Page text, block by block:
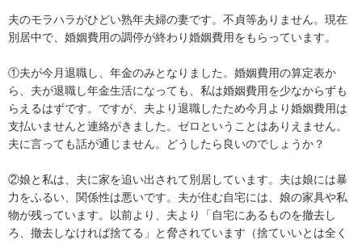
夫のモラハラがひどい熟年夫婦の妻です。不貞等ありません。現在
別居中で、婚姻費用の調停が終わり婚姻費用をもらっています。
①夫が今月退職し、年金のみとなりました。婚姻費用の算定表か
ら、夫が退職し年金生活になっても、私は婚姻費用を少なからずも
らえるはずです。ですが、夫より退職したため今月より婚姻費用は
支払いませんと連絡がきました。ゼロということはありえません。
夫に言っても話が通じません。どうしたら良いのでしょうか？
②娘と私は、夫に家を追い出されて別居しています。夫は娘には暴
力をふるい、関係性は悪いです。夫が住む自宅には、娘の家具や私
物が残っています。以前より、夫より「自宅にあるものを撤去し
ろ、撤去しなければ捨てる」と脅されています（捨ていいとは全く